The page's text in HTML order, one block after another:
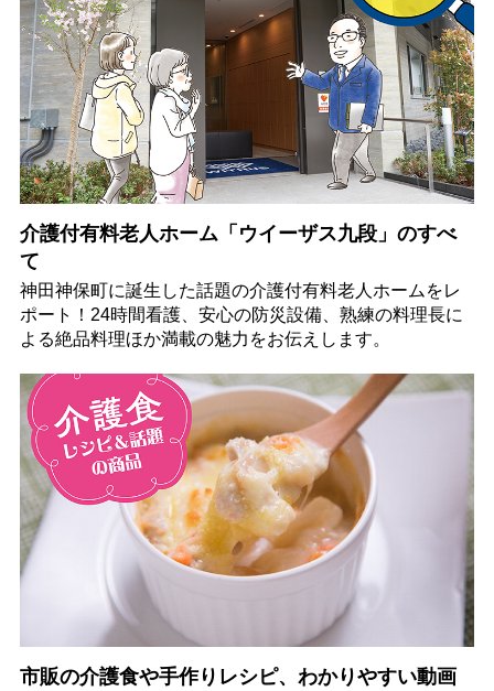
介護付有料老人ホーム「ウイーザス九段」のすべ
て
神田神保町に誕生した話題の介護付有料老人ホームをレ
ポート！24時間看護、安心の防災設備、熟練の料理長に
よる絶品料理ほか満載の魅力をお伝えします。
市販の介護食や手作りレシピ、わかりやすい動画